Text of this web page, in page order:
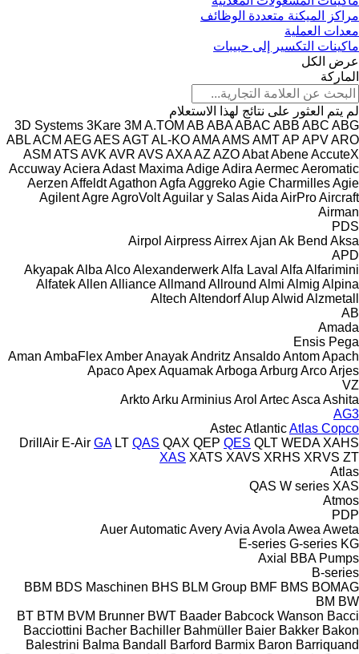
مراكز الميكنة متعددة الوظائف
معدات العملية
ماكينات التكسير إلى حبيبات
عرض الكل
الماركة
لم يتم العثور على نتائج لهذا الاستعلام
3D Systems 3Kare 3M A.TOM AB ABAABAC ABB ABC ABG
ABLACM AEGAES AGTAL-KOAMAAMS AMTAP APVARO
ASM ATS AVK AVR AVS AXAAZ AZOAbatAbeneAccuteX
AccuwayAciera Adast Maxima AdigeAdira AermecAeromatic
Aerzen AffeldtAgathon Agfa AggrekoAgie CharmillesAgie
AgilentAgreAgroVoltAguilar y SalasAida AirProAircraft
Airman
PDS
Airpol AirpressAirrexAjan Ak Bend Aksa
APD
AkyapakAlba AlcoAlexanderwerkAlfa Laval Alfa Alfarimini
AlfatekAllen AllianceAllmand Allround Almi Almig Alpina
Altech AltendorfAlupAlwid Alzmetall
AB
Amada
Ensis Pega
Aman AmbaFlexAmberAnayakAndritz AnsaldoAntomApach
ApacoApexAquamakArboga Arburg ArcoArjes
VZ
ArktoArku ArminiusArol ArtecAsca Ashita
AG3
AstecAtlanticAtlas Copco
DrillAir E-Air GA LT QAS QAX QEP QES QLT WEDA XAHS
XAS XATS XAVS XRHS XRVS ZT
Atlas
QAS W series XAS
Atmos
PDP
AuerAutomaticAveryAvia Avola Awea Aweta
E-series G-series KG
Axial
BBA Pumps
B-series
BBM BDS Maschinen BHS BLM Group BMF BMS BOMAG
BM BW
BT BTM BVM Brunner BWT Baader Babcock Wanson Bacci
Bacciottini Bacher Bachiller Bahmüller Baier Bakker Bakon
Balestrini Balma Bandall Barford Barmix Baron Barriquand